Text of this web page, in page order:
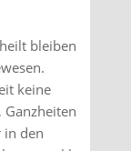
bleiben
keine
in den